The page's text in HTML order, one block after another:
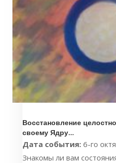
Восстановление
своему Ядру…
Дата события: 6-го
Знакомы ли вам